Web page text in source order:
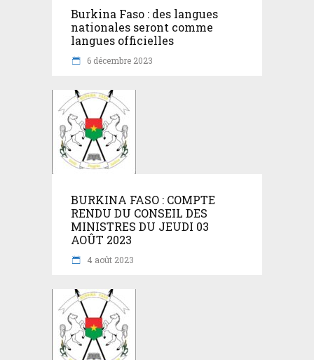
Burkina Faso : des langues
nationales seront comme
langues officielles
6 décembre 2023
BURKINA FASO : COMPTE
RENDU DU CONSEIL DES
MINISTRES DU JEUDI 03
AOÛT 2023
4 août 2023